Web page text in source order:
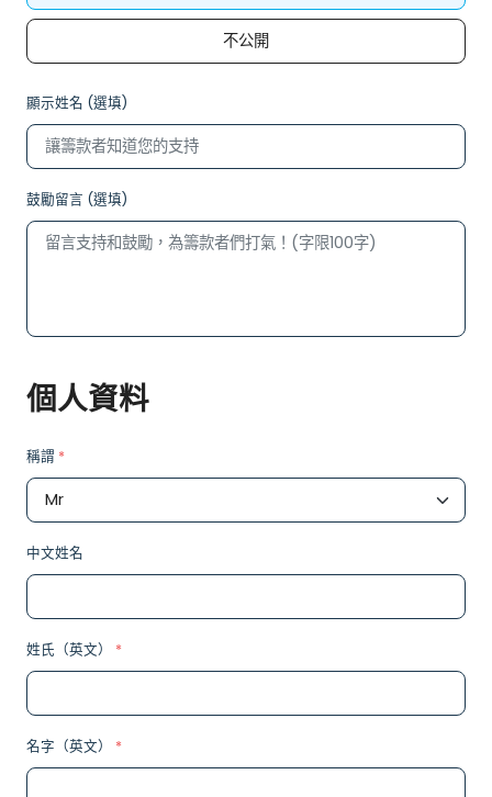
不公開
顯示姓名 (選填)
鼓勵留言 (選填)
個人資料
稱謂 *
中文姓名
姓氏（英文） *
名字（英文） *